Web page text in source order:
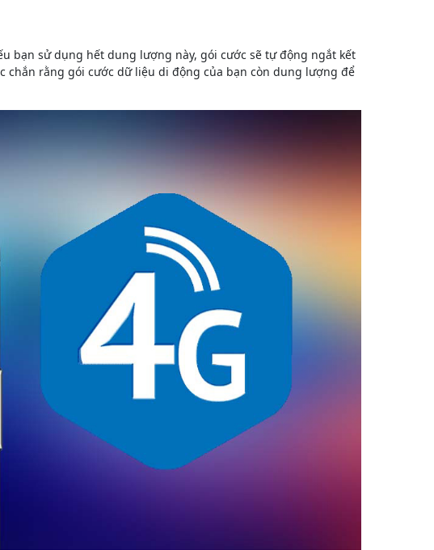
bạn sử dụng hết dung lượng này, gói cước sẽ tự động ngắt kết
chắn rằng gói cước dữ liệu di động của bạn còn dung lượng để